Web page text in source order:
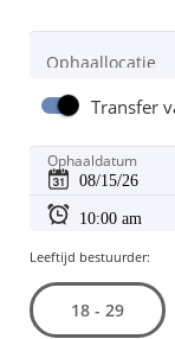
Ophaallocatie
Transfer
Ophaaldatum
Leeftijd bestuurder:
18 - 29